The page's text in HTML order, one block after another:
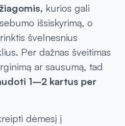
kurios gali
išsiskyrimą, o
švelnesnius
Per dažnas šveitimas
ar sausumą, tad
1–2 kartus per
dėmesį į